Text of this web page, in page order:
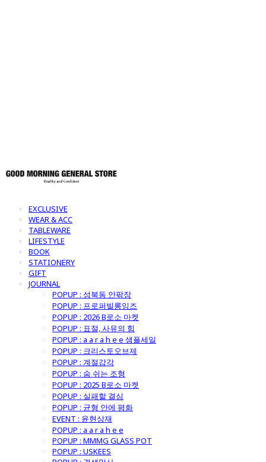
EXCLUSIVE
WEAR & ACC
TABLEWARE
LIFESTYLE
BOOK
STATIONERY
GIFT
JOURNAL
POPUP : 성북동 안팎장
POPUP : 프로퍼빌롱잉즈
POPUP : 2026 B로소 마켓
POPUP : 표절, 사유의 힘
POPUP : a a r a h e e 샘플세일
POPUP : 크리스토오브제
POPUP : 계절감각
POPUP : 숨 쉬는 조형
POPUP : 2025 B로소 마켓
POPUP : 실패할 결심
POPUP : 균형 안에 평화
EVENT : 윤현상재
POPUP : a a r a h e e
POPUP : MMMG GLASS POT
POPUP : USKEES